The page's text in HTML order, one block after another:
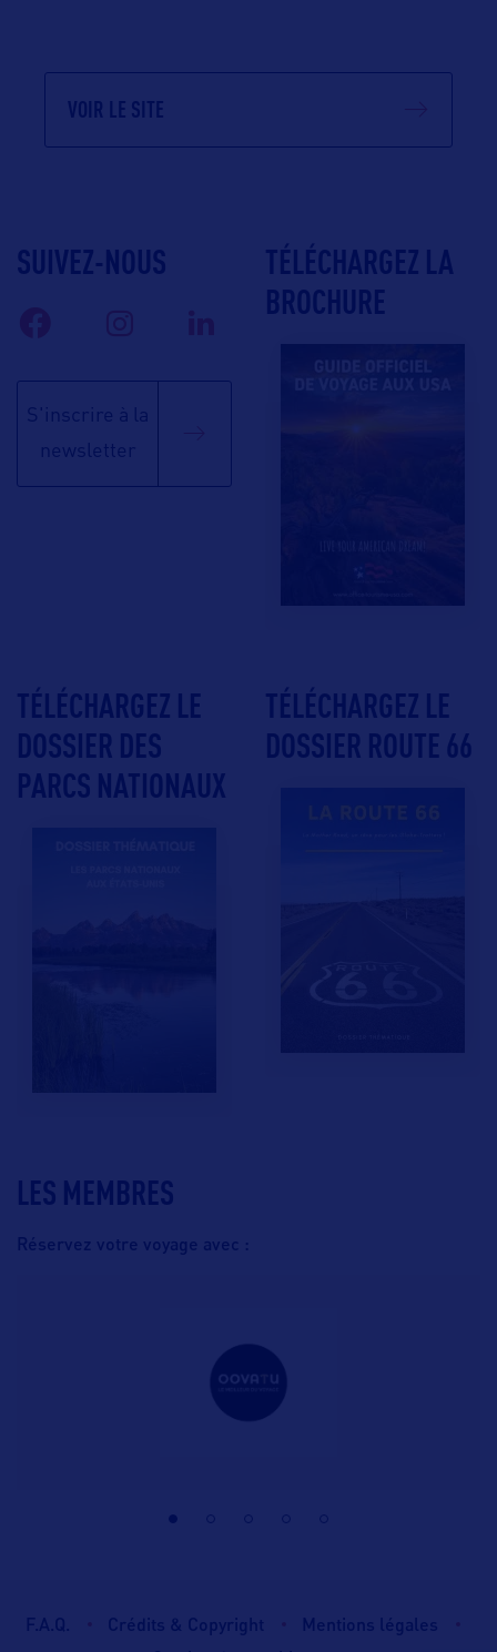
VOIR LE SITE
LES MEMBRES
Réservez votre voyage avec :
SUIVEZ-NOUS
S'inscrire à la
newsletter
TÉLÉCHARGEZ LA
BROCHURE
TÉLÉCHARGEZ LE
DOSSIER DES
PARCS NATIONAUX
TÉLÉCHARGEZ LE
DOSSIER ROUTE 66
F.A.Q. Crédits & Copyright
Mentions légales